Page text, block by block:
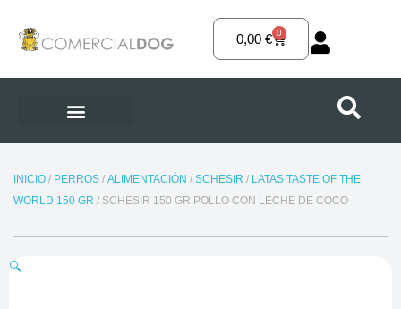
contenido
0,00€ 0
Carrito
INICIO/ PERROS/ ALIMENTACIÓN / SCHESIR / LATAS TASTE OF THE
WORLD 150 GR / SCHESIR 150 GR POLLO CON LECHE DE COCO
🔍